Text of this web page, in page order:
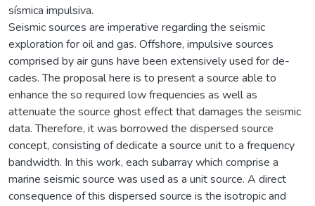
sísmica impulsiva.
Seismic sources are imperative regarding the seismic
exploration for oil and gas. Offshore, impulsive sources
comprised by air guns have been extensively used for de-
cades. The proposal here is to present a source able to
enhance the so required low frequencies as well as
attenuate the source ghost effect that damages the seismic
data. Therefore, it was borrowed the dispersed source
concept, consisting of dedicate a source unit to a frequency
bandwidth. In this work, each subarray which comprise a
marine seismic source was used as a unit source. A direct
consequence of this dispersed source is the isotropic and